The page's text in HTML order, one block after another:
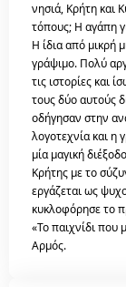
νησιά, Κρήτη και
τόπους; Η αγάπη
Η ίδια από μικρή
γράψιμο. Πολύ
τις ιστορίες και
τους δύο αυτούς
οδήγησαν στην
λογοτεχνία και η
μία μαγική
Κρήτης με το
εργάζεται ως
κυκλοφόρησε το
«Το παιχνίδι που
Αρμός.